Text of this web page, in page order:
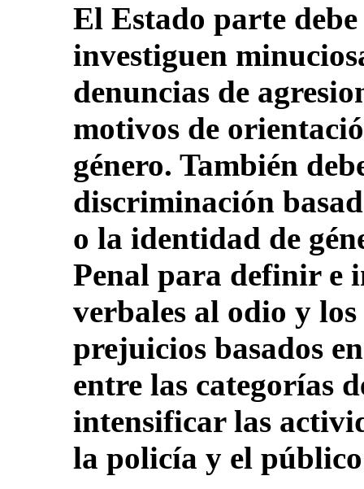
El Estado parte
investiguen
denuncias de
motivos de
género. También
discriminación
o la identidad de
Penal para definir e
verbales al odio y
prejuicios basados
entre las categorías
intensificar las
la policía y el